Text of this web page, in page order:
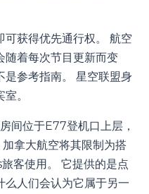
获得优先通行权。 航空
随着每次节目更新而变
参考指南。 星空联盟身
。
间位于E77登机口上层，
拿大航空将其限制为搭
客使用。 它提供的是点
么人们会认为它属于另一